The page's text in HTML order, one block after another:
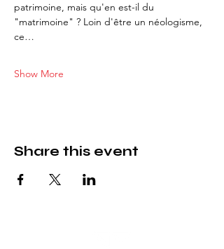
patrimoine, mais qu'en est-il du
"matrimoine" ? Loin d'être un néologisme,
ce…
Show More
Share this event